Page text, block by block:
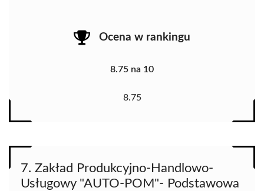
Ocena w rankingu
8.75 na 10
8.75
7. Zakład Produkcyjno-Handlowo-
Usługowy "AUTO-POM"- Podstawowa